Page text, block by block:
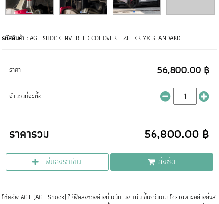
รหัสสินค้า :AGT SHOCK INVERTED COILOVER - ZEEKR 7X STANDARD
ราคา 56,800.00 ฿
จำนวนที่จะซื้อ
ราคารวม 56,800.00 ฿
เพิ่มลงรถเข็น สั่งซื้อ
โช้คอัพ AGT (AGT Shock) ให้ฟีลลิ่งช่วงล่างที่ หนึบ นิ่ง แน่น ขึ้นกว่าเดิม โดยเฉพาะอย่างยิ่งส